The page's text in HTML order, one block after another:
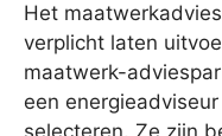
Het
verplicht laten
maatwerk-
een